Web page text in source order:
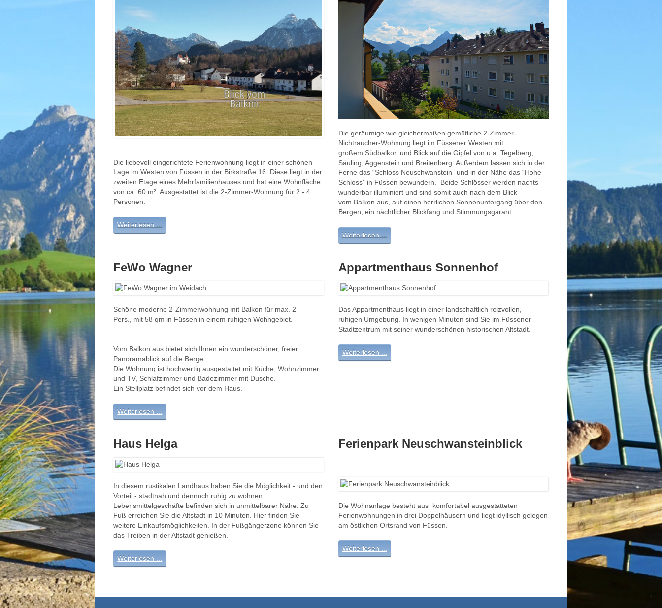
Die liebevoll eingerichtete Ferienwohnung liegt in einer schönen
Lage im Westen von Füssen in der Birkstraße 16. Diese liegt in der
zweiten Etage eines Mehrfamilienhauses und hat eine Wohnfläche
von ca. 60 m². Ausgestattet ist die 2-Zimmer-Wohnung für 2 - 4
Personen.
Weiterlesen ...
Die geräumige wie gleichermaßen gemütliche 2-Zimmer-
Nichtraucher-Wohnung liegt im Füssener Westen mit
großem Südbalkon und Blick auf die Gipfel von u.a. Tegelberg,
Säuling, Aggenstein und Breitenberg. Außerdem lassen sich in der
Ferne das “Schloss Neuschwanstein” und in der Nähe das “Hohe
Schloss” in Füssen bewundern. Beide Schlösser werden nachts
wunderbar illuminiert und sind somit auch nach dem Blick
vom Balkon aus, auf einen herrlichen Sonnenuntergang über den
Bergen, ein nächtlicher Blickfang und Stimmungsgarant.
Weiterlesen ...
FeWo Wagner
Schöne moderne 2-Zimmerwohnung mit Balkon für max. 2
Pers., mit 58 qm in Füssen in einem ruhigen Wohngebiet.
Vom Balkon aus bietet sich Ihnen ein wunderschöner, freier
Panoramablick auf die Berge.
Die Wohnung ist hochwertig ausgestattet mit Küche, Wohnzimmer
und TV, Schlafzimmer und Badezimmer mit Dusche.
Ein Stellplatz befindet sich vor dem Haus.
Weiterlesen ...
Appartmenthaus Sonnenhof
Das Appartmenthaus liegt in einer landschaftlich reizvollen,
ruhigen Umgebung. In wenigen Minuten sind Sie im Füssener
Stadtzentrum mit seiner wunderschönen historischen Altstadt.
Weiterlesen ...
Haus Helga
In diesem rustikalen Landhaus haben Sie die Möglichkeit - und den
Vorteil - stadtnah und dennoch ruhig zu wohnen.
Lebensmittelgeschäfte befinden sich in unmittelbarer Nähe. Zu
Fuß erreichen Sie die Altstadt in 10 Minuten. Hier finden Sie
weitere Einkaufsmöglichkeiten. In der Fußgängerzone können Sie
das Treiben in der Altstadt genießen.
Weiterlesen ...
Ferienpark Neuschwansteinblick
Die Wohnanlage besteht aus komfortabel ausgestatteten
Ferienwohnungen in drei Doppelhäusern und liegt idyllisch gelegen
am östlichen Ortsrand von Füssen.
Weiterlesen ...